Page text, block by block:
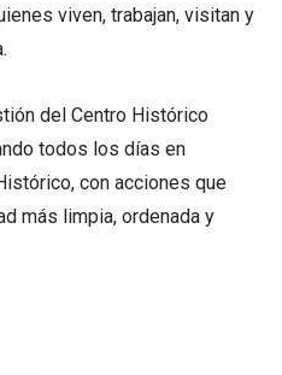
viven, trabajan, visitan y
del Centro Histórico
todos los días en
con acciones que
más limpia, ordenada y